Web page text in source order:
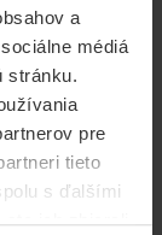
a
médiá
stránku.
pre
tieto
s ďalšími
ste ich zbierali
pre
objektu
a vybavenia